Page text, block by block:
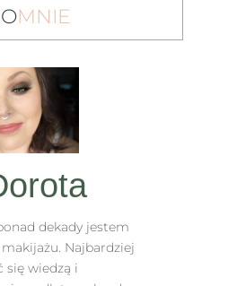
OMNIE
dekady jestem
Najbardziej
się wiedzą i